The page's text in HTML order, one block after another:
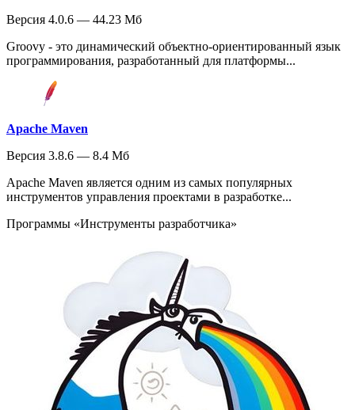
Версия 4.0.6 — 44.23 Мб
Groovy - это динамический объектно-ориентированный язык
программирования, разработанный для платформы...
Apache Maven
Версия 3.8.6 — 8.4 Мб
Apache Maven является одним из самых популярных
инструментов управления проектами в разработке...
Программы «Инструменты разработчика»